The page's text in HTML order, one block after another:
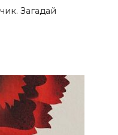
Загадай